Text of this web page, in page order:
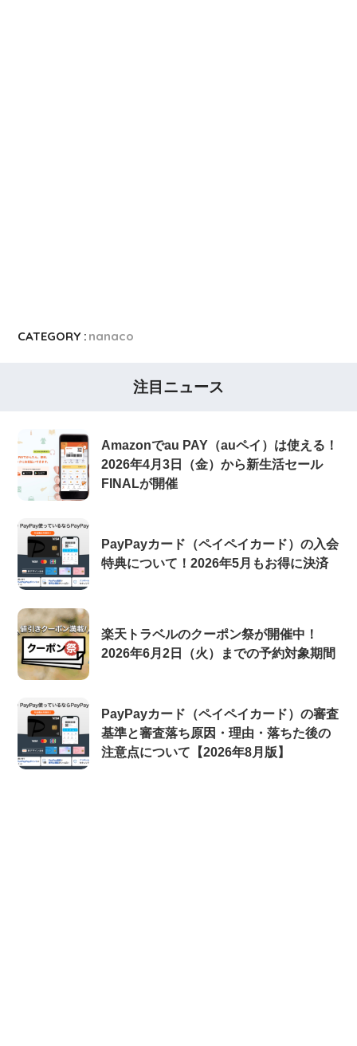
CATEGORY : nanaco
注目ニュース
Amazonでau PAY（auペイ）は使える！
2026年4月3日（金）から新生活セール
FINALが開催
PayPayカード（ペイペイカード）の入会
特典について！2026年5月もお得に決済
楽天トラベルのクーポン祭が開催中！
2026年6月2日（火）までの予約対象期間
PayPayカード（ペイペイカード）の審査
基準と審査落ち原因・理由・落ちた後の
注意点について【2026年8月版】